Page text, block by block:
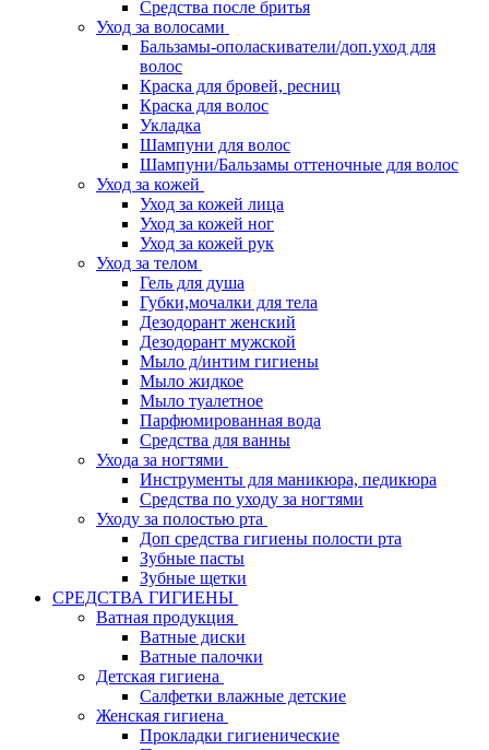
Средства после бритья
Уход за волосами
Бальзамы-ополаскиватели/доп.уход для
волос
Краска для бровей, ресниц
Краска для волос
Укладка
Шампуни для волос
Шампуни/Бальзамы оттеночные для волос
Уход за кожей
Уход за кожей лица
Уход за кожей ног
Уход за кожей рук
Уход за телом
Гель для душа
Губки,мочалки для тела
Дезодорант женский
Дезодорант мужской
Мыло д/интим гигиены
Мыло жидкое
Мыло туалетное
Парфюмированная вода
Средства для ванны
Ухода за ногтями
Инструменты для маникюра, педикюра
Средства по уходу за ногтями
Уходу за полостью рта
Доп средства гигиены полости рта
Зубные пасты
Зубные щетки
СРЕДСТВА ГИГИЕНЫ
Ватная продукция
Ватные диски
Ватные палочки
Детская гигиена
Салфетки влажные детские
Женская гигиена
Прокладки гигиенические